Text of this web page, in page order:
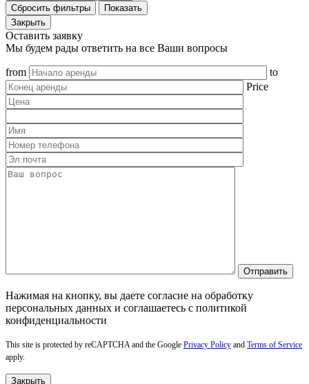
Сбросить фильтры
Показать
Закрыть
Оставить заявку
Мы будем рады ответить на все Ваши вопросы
from
to
Price
Нажимая на кнопку, вы даете согласие на обработку
персональных данных и соглашаетесь c политикой
конфиденциальности
This site is protected by reCAPTCHA and the Google Privacy Policy and Terms of Service
apply.
Закрыть